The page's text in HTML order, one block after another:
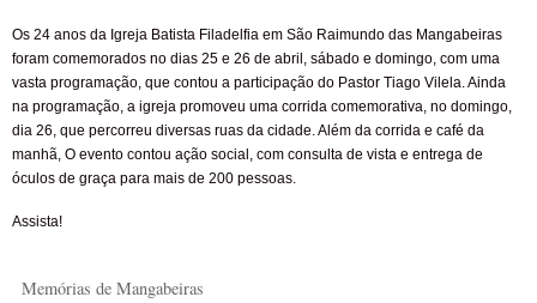
Os 24 anos da Igreja Batista Filadelfia em São Raimundo das Mangabeiras
foram comemorados no dias 25 e 26 de abril, sábado e domingo, com uma
vasta programação, que contou a participação do Pastor Tiago Vilela. Ainda
na programação, a igreja promoveu uma corrida comemorativa, no domingo,
dia 26, que percorreu diversas ruas da cidade. Além da corrida e café da
manhã, O evento contou ação social, com consulta de vista e entrega de
óculos de graça para mais de 200 pessoas.
Assista!
Memórias de Mangabeiras